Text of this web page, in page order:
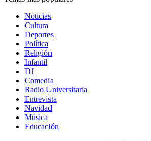
Noticias
Cultura
Deportes
Política
Religión
Infantil
DJ
Comedia
Radio Universitaria
Entrevista
Navidad
Música
Educación